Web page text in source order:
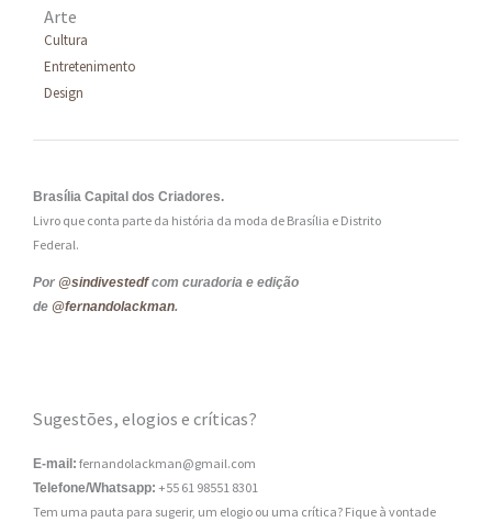
Arte
Cultura
Entretenimento
Design
Brasília Capital dos Criadores.
Livro que conta parte da história da moda de Brasília e Distrito
Federal.
Por @sindivestedfcom curadoria e edição
de @fernandolackman.
Sugestões, elogios e críticas?
E-mail: fernandolackman@gmail.com
Telefone/Whatsapp: +55 61 98551 8301
Tem uma pauta para sugerir, um elogio ou uma crítica? Fique à vontade